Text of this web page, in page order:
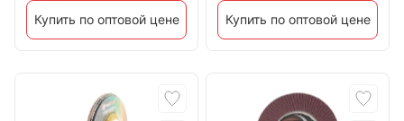
Купить по оптовой цене Купить по оптовой цене